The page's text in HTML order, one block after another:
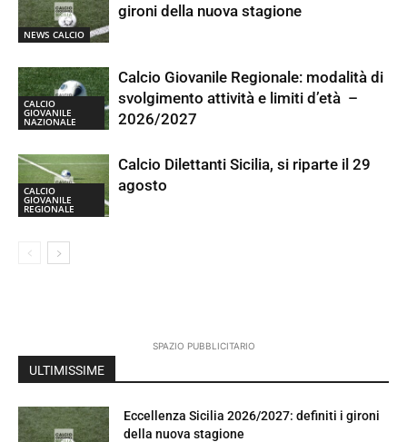
NEWS CALCIO
gironi della nuova stagione
CALCIO
GIOVANILE
NAZIONALE
Calcio Giovanile Regionale: modalità di
svolgimento attività e limiti d’età –
2026/2027
CALCIO
GIOVANILE
REGIONALE
Calcio Dilettanti Sicilia, si riparte il 29
agosto
SPAZIO PUBBLICITARIO
ULTIMISSIME
Eccellenza Sicilia 2026/2027: definiti i gironi
della nuova stagione